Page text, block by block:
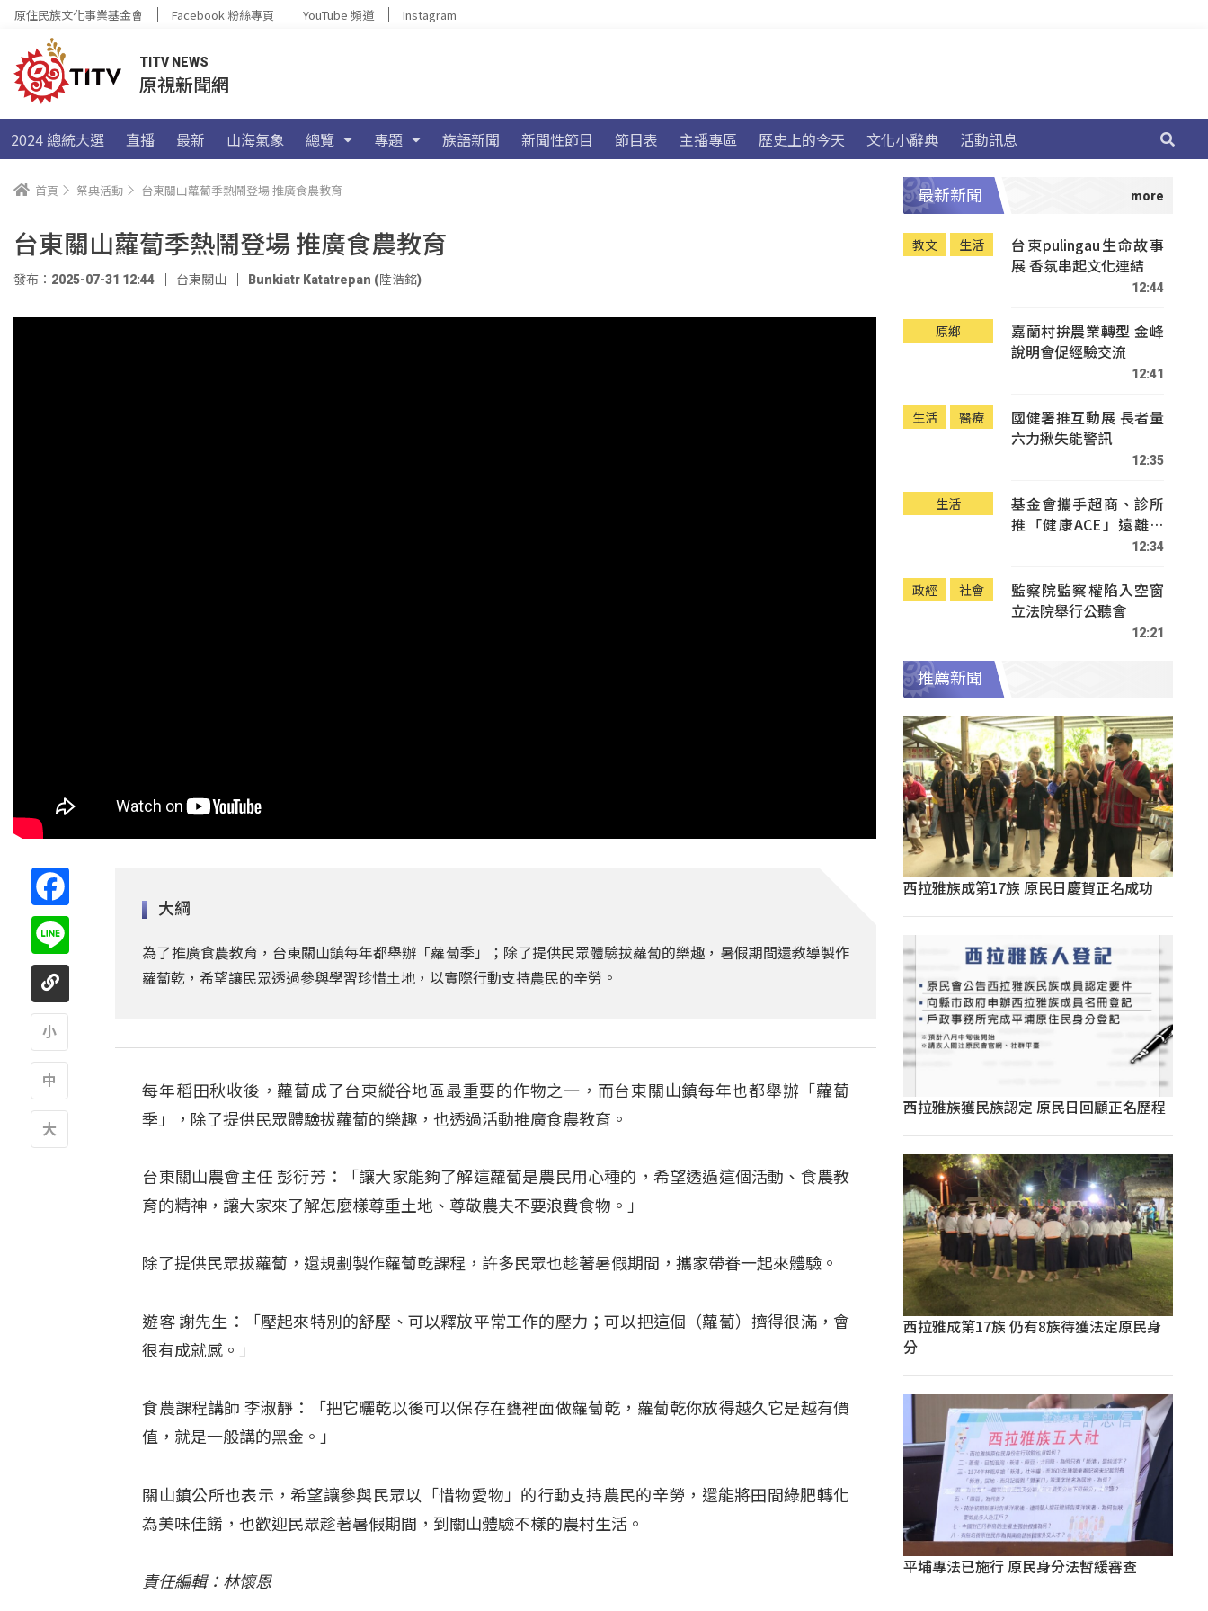
原住民族文化事業基金會 Facebook 粉絲專頁 YouTube 頻道 Instagram
TITV NEWS
原視新聞網
2024 總統大選 直播 最新 山海氣象 總覽 專題 族語新聞 新聞性節目 節目表 主播專區 歷史上的今天 文化小辭典 活動訊息
首頁 祭典活動 台東關山蘿蔔季熱鬧登場 推廣食農教育
台東關山蘿蔔季熱鬧登場 推廣食農教育
發布：2025-07-31 12:44 台東關山 Bunkiatr Katatrepan (陸浩銘)
大綱
為了推廣食農教育，台東關山鎮每年都舉辦「蘿蔔季」；除了提供民眾體驗拔蘿蔔的樂趣，暑假期間還教導製作
蘿蔔乾，希望讓民眾透過參與學習珍惜土地，以實際行動支持農民的辛勞。
每年稻田秋收後，蘿蔔成了台東縱谷地區最重要的作物之一，而台東關山鎮每年也都舉辦「蘿蔔
季」，除了提供民眾體驗拔蘿蔔的樂趣，也透過活動推廣食農教育。
台東關山農會主任 彭衍芳：「讓大家能夠了解這蘿蔔是農民用心種的，希望透過這個活動、食農教
育的精神，讓大家來了解怎麼樣尊重土地、尊敬農夫不要浪費食物。」
除了提供民眾拔蘿蔔，還規劃製作蘿蔔乾課程，許多民眾也趁著暑假期間，攜家帶眷一起來體驗。
遊客 謝先生：「壓起來特別的舒壓、可以釋放平常工作的壓力；可以把這個（蘿蔔）擠得很滿，會
很有成就感。」
食農課程講師 李淑靜：「把它曬乾以後可以保存在甕裡面做蘿蔔乾，蘿蔔乾你放得越久它是越有價
值，就是一般講的黑金。」
關山鎮公所也表示，希望讓參與民眾以「惜物愛物」的行動支持農民的辛勞，還能將田間綠肥轉化
為美味佳餚，也歡迎民眾趁著暑假期間，到關山體驗不樣的農村生活。
責任編輯：林懷恩
最新新聞
教文 生活
台東pulingau生命故事
展 香氛串起文化連結
12:44
原鄉
嘉蘭村拚農業轉型 金峰
說明會促經驗交流
12:41
生活 醫療
國健署推互動展 長者量
六力揪失能警訊
12:35
生活
基金會攜手超商、診所
推「健康ACE」遠離疾
12:34
政經 社會
監察院監察權陷入空窗
立法院舉行公聽會
12:21
推薦新聞
西拉雅族成第17族 原民日慶賀正名成功
西拉雅族獲民族認定 原民日回顧正名歷程
西拉雅成第17族 仍有8族待獲法定原民身
分
平埔專法已施行 原民身分法暫緩審查